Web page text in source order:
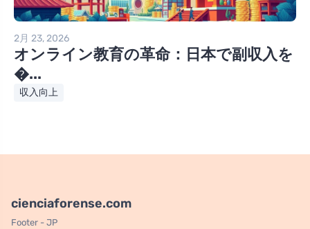
2月 23, 2026
オンライン教育の革命：日本で副収入を
�...
収入向上
cienciaforense.com
Footer - JP